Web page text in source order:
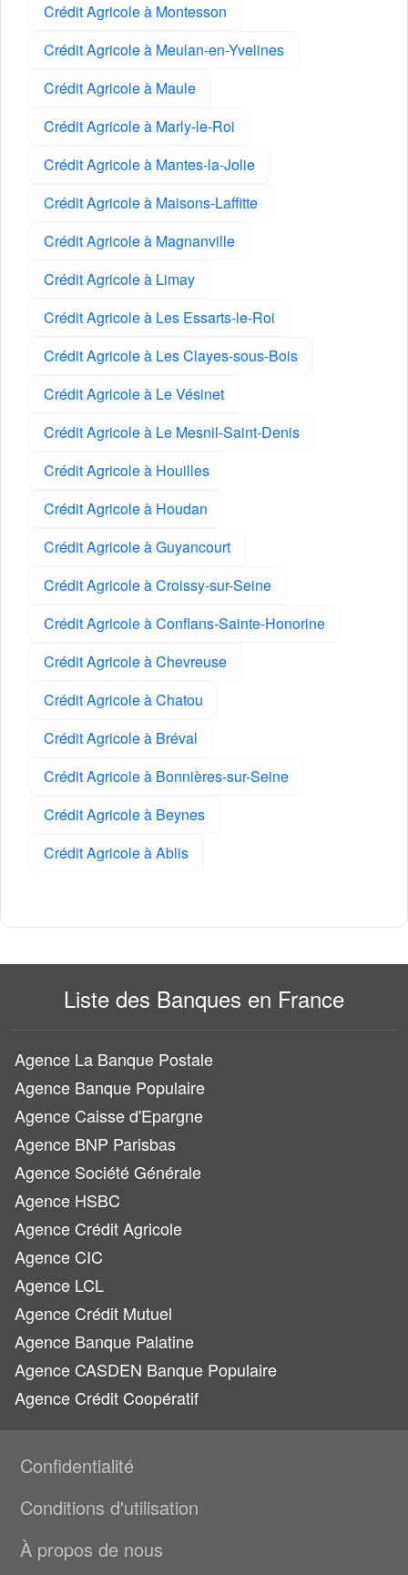
Crédit Agricole à Montesson
Crédit Agricole à Meulan-en-Yvelines
Crédit Agricole à Maule
Crédit Agricole à Marly-le-Roi
Crédit Agricole à Mantes-la-Jolie
Crédit Agricole à Maisons-Laffitte
Crédit Agricole à Magnanville
Crédit Agricole à Limay
Crédit Agricole à Les Essarts-le-Roi
Crédit Agricole à Les Clayes-sous-Bois
Crédit Agricole à Le Vésinet
Crédit Agricole à Le Mesnil-Saint-Denis
Crédit Agricole à Houilles
Crédit Agricole à Houdan
Crédit Agricole à Guyancourt
Crédit Agricole à Croissy-sur-Seine
Crédit Agricole à Conflans-Sainte-Honorine
Crédit Agricole à Chevreuse
Crédit Agricole à Chatou
Crédit Agricole à Bréval
Crédit Agricole à Bonnières-sur-Seine
Crédit Agricole à Beynes
Crédit Agricole à Ablis
Liste des Banques en France
Agence La Banque Postale
Agence Banque Populaire
Agence Caisse d'Epargne
Agence BNP Parisbas
Agence Société Générale
Agence HSBC
Agence Crédit Agricole
Agence CIC
Agence LCL
Agence Crédit Mutuel
Agence Banque Palatine
Agence CASDEN Banque Populaire
Agence Crédit Coopératif
Confidentialité
Conditions d'utilisation
À propos de nous